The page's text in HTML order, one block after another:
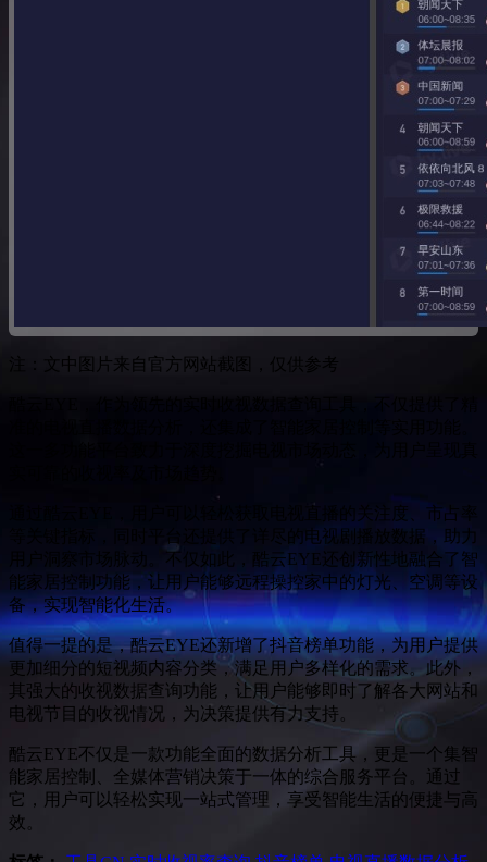
注：文中图片来自官方网站截图，仅供参考
通过酷云EYE，用户可以轻松获取电视直播的关注度、市占率
等关键指标，同时平台还提供了详尽的电视剧播放数据，助力
用户洞察市场脉动。不仅如此，酷云EYE还创新性地融合了智
能家居控制功能，让用户能够远程操控家中的灯光、空调等设
备，实现智能化生活。
值得一提的是，酷云EYE还新增了抖音榜单功能，为用户提供
更加细分的短视频内容分类，满足用户多样化的需求。此外，
其强大的收视数据查询功能，让用户能够即时了解各大网站和
电视节目的收视情况，为决策提供有力支持。
酷云EYE不仅是一款功能全面的数据分析工具，更是一个集智
能家居控制、全媒体营销决策于一体的综合服务平台。通过
它，用户可以轻松实现一站式管理，享受智能生活的便捷与高
效。